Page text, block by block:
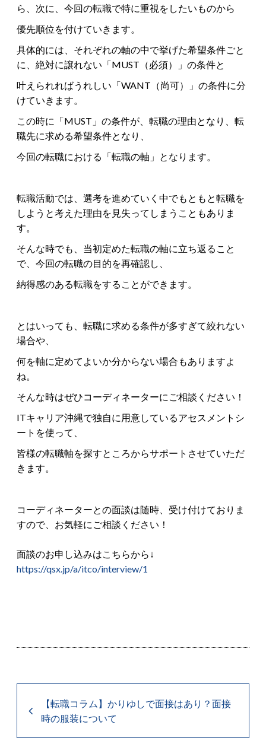
ら、次に、今回の転職で特に重視をしたいものから
優先順位を付けていきます。
具体的には、それぞれの軸の中で挙げた希望条件ごと
に、絶対に譲れない「MUST（必須）」の条件と
叶えられればうれしい「WANT（尚可）」の条件に分
けていきます。
この時に「MUST」の条件が、転職の理由となり、転
職先に求める希望条件となり、
今回の転職における「転職の軸」となります。
転職活動では、選考を進めていく中でもともと転職を
しようと考えた理由を見失ってしまうこともありま
す。
そんな時でも、当初定めた転職の軸に立ち返ること
で、今回の転職の目的を再確認し、
納得感のある転職をすることができます。
とはいっても、転職に求める条件が多すぎて絞れない
場合や、
何を軸に定めてよいか分からない場合もありますよ
ね。
そんな時はぜひコーディネーターにご相談ください！
ITキャリア沖縄で独自に用意しているアセスメントシ
ートを使って、
皆様の転職軸を探すところからサポートさせていただ
きます。
コーディネーターとの面談は随時、受け付けておりま
すので、お気軽にご相談ください！
面談のお申し込みはこちらから↓
https://qsx.jp/a/itco/interview/1
【転職コラム】かりゆしで面接はあり？面接
時の服装について